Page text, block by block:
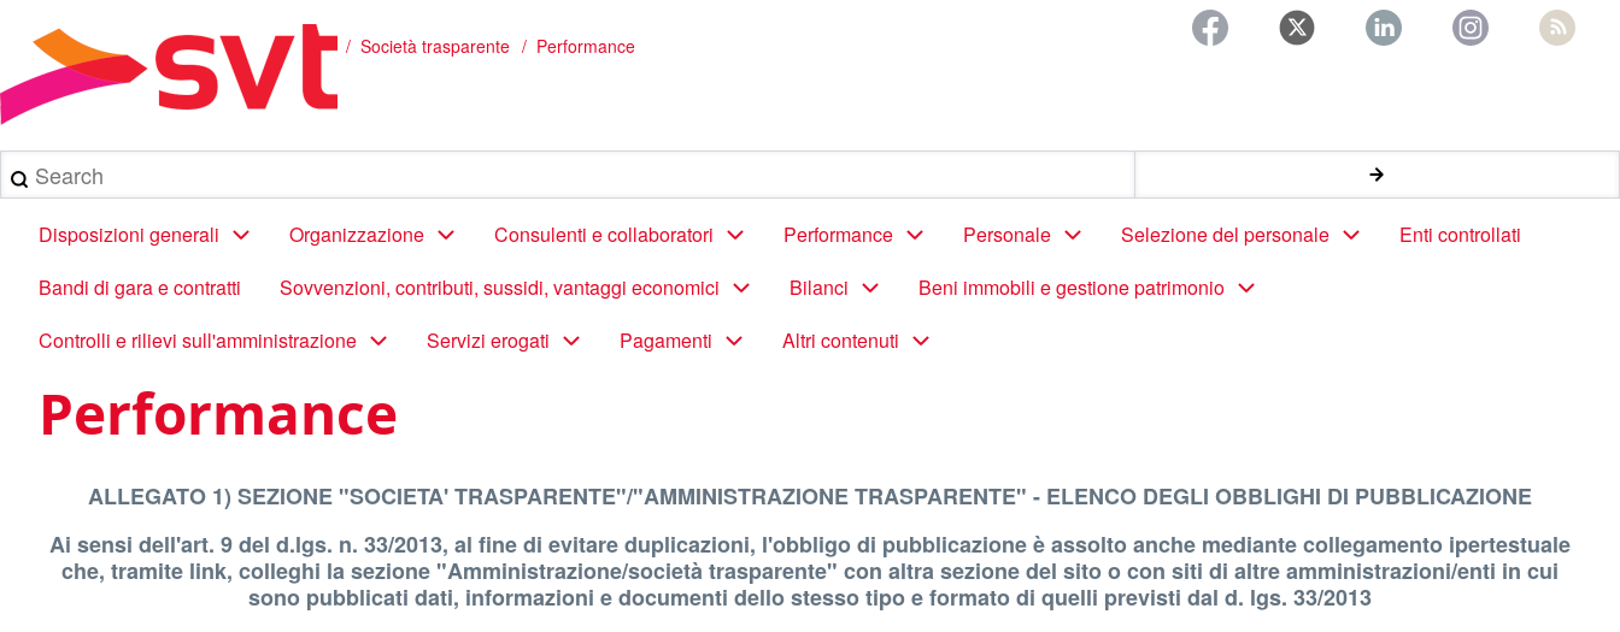
contenuto
principale
Briciole
di
pane
/ Società trasparente Performance
Search
Main
navigation
Disposizioni generali Organizzazione Consulenti e collaboratori Performance Personale Selezione del personale
Enti controllati
Bandi di gara e contratti
Sovvenzioni, contributi, sussidi, vantaggi economici Bilanci
Beni immobili e gestione patrimonio
Controlli e rilievi sull'amministrazione
Servizi erogati Pagamenti Altri contenuti
Performance
ALLEGATO 1) SEZIONE "SOCIETA' TRASPARENTE"/"AMMINISTRAZIONE TRASPARENTE" - ELENCO DEGLI OBBLIGHI DI PUBBLICAZIONE
Ai sensi dell'art. 9 del d.lgs. n. 33/2013, al fine di evitare duplicazioni, l'obbligo di pubblicazione è assolto anche mediante collegamento ipertestuale
che, tramite link, colleghi la sezione "Amministrazione/società trasparente" con altra sezione del sito o con siti di altre amministrazioni/enti in cui
sono pubblicati dati, informazioni e documenti dello stesso tipo e formato di quelli previsti dal d. lgs. 33/2013